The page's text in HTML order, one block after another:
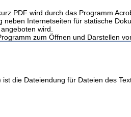
PDF wird durch das Programm
neben Internetseiten für statische
wird.
zum Öffnen und Darstellen
ist die Dateiendung für Dateien des